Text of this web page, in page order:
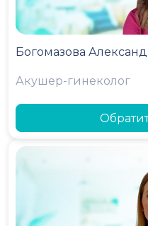
Богомазова
Акушер-гинеколог